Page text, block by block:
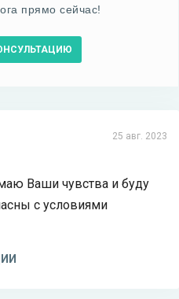
прямо сейчас!
25 авг. 2023
Ваши чувства и буду
с условиями